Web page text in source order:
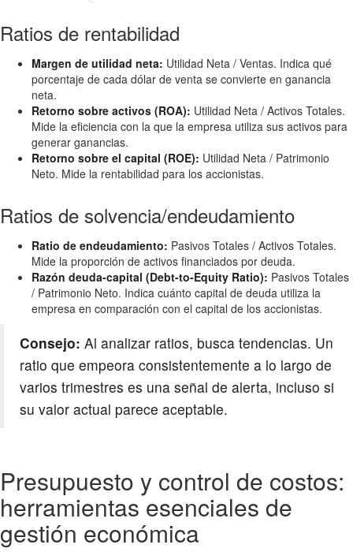
Ratios de rentabilidad
Margen de utilidad neta: Utilidad Neta / Ventas. Indica qué
porcentaje de cada dólar de venta se convierte en ganancia
neta.
Retorno sobre activos (ROA): Utilidad Neta / Activos Totales.
Mide la eficiencia con la que la empresa utiliza sus activos para
generar ganancias.
Retorno sobre el capital (ROE): Utilidad Neta / Patrimonio
Neto. Mide la rentabilidad para los accionistas.
Ratios de solvencia/endeudamiento
Ratio de endeudamiento: Pasivos Totales / Activos Totales.
Mide la proporción de activos financiados por deuda.
Razón deuda-capital (Debt-to-Equity Ratio): Pasivos Totales
/ Patrimonio Neto. Indica cuánto capital de deuda utiliza la
empresa en comparación con el capital de los accionistas.
Consejo: Al analizar ratios, busca tendencias. Un
ratio que empeora consistentemente a lo largo de
varios trimestres es una señal de alerta, incluso si
su valor actual parece aceptable.
Presupuesto y control de costos:
herramientas esenciales de
gestión económica